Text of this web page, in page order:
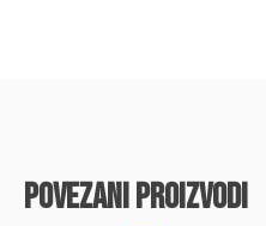
povezani proizvodi